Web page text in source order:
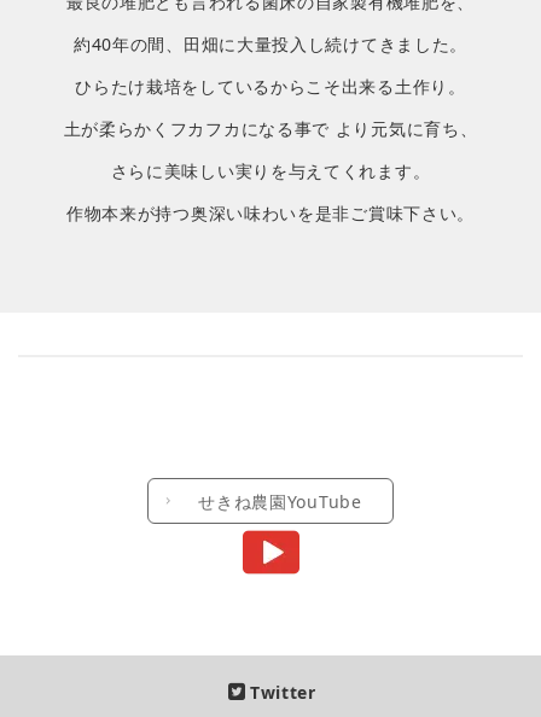
約40年の間、田畑に大量投入し続けてきました。
ひらたけ栽培をしているからこそ出来る土作り。
土が柔らかくフカフカになる事で より元気に育ち、
さらに美味しい実りを与えてくれます。
作物本来が持つ奥深い味わいを是非ご賞味下さい。
せきね農園YouTube
Twitter